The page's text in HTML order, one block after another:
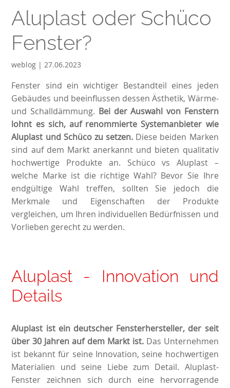
Aluplast oder Schüco
Fenster?
weblog | 27.06.2023
Fenster sind ein wichtiger Bestandteil eines jeden
Gebäudes und beeinflussen dessen Ästhetik, Wärme-
und Schalldämmung. Bei der Auswahl von Fenstern
lohnt es sich, auf renommierte Systemanbieter wie
Aluplast und Schüco zu setzen. Diese beiden Marken
sind auf dem Markt anerkannt und bieten qualitativ
hochwertige Produkte an. Schüco vs Aluplast –
welche Marke ist die richtige Wahl? Bevor Sie Ihre
endgültige Wahl treffen, sollten Sie jedoch die
Merkmale und Eigenschaften der Produkte
vergleichen, um Ihren individuellen Bedürfnissen und
Vorlieben gerecht zu werden.
Aluplast - Innovation und
Details
Aluplast ist ein deutscher Fensterhersteller, der seit
über 30 Jahren auf dem Markt ist. Das Unternehmen
ist bekannt für seine Innovation, seine hochwertigen
Materialien und seine Liebe zum Detail. Aluplast-
Fenster zeichnen sich durch eine hervorragende